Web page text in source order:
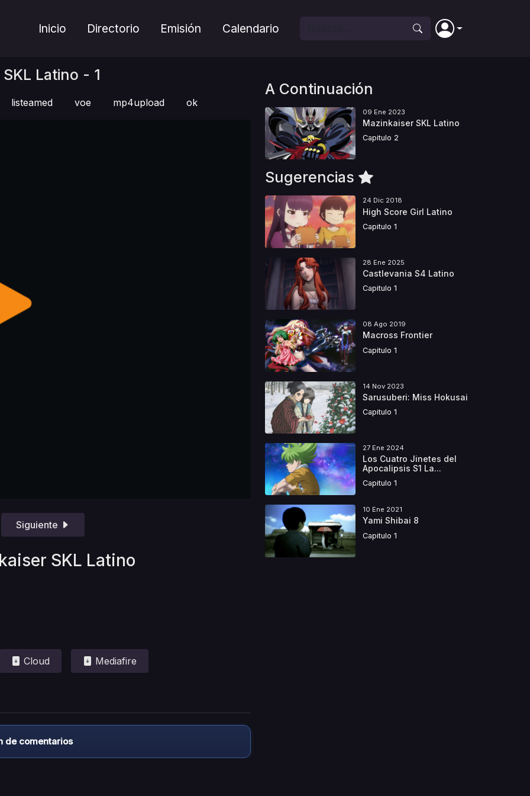
Inicio Directorio Emisión Calendario
Latino - 1
listeamed voe mp4upload ok
Siguiente
SKL Latino
Cloud Mediafire
de comentarios
A Continuación
09 Ene 2023
Mazinkaiser SKL Latino
Capitulo 2
Sugerencias
24 Dic 2018
High Score Girl Latino
Capitulo 1
28 Ene 2025
Castlevania S4 Latino
Capitulo 1
08 Ago 2019
Macross Frontier
Capitulo 1
14 Nov 2023
Sarusuberi: Miss Hokusai
Capitulo 1
27 Ene 2024
Los Cuatro Jinetes del
Apocalipsis S1 La...
Capitulo 1
10 Ene 2021
Yami Shibai 8
Capitulo 1